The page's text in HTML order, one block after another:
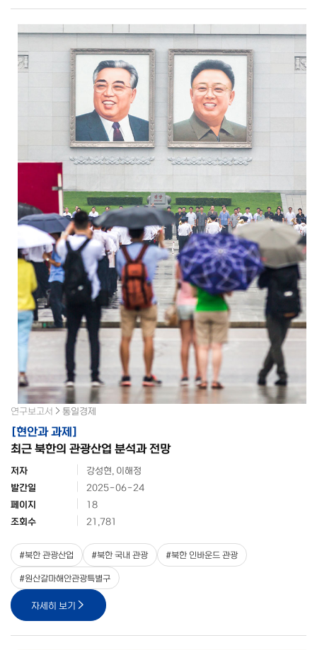
연구보고서 통일경제
[현안과 과제]
최근 북한의 관광산업 분석과 전망
저자
강성현, 이해정
발간일
2025-06-24
페이지
18
조회수
21,781
#북한 관광산업 #북한 국내 관광 #북한 인바운드 관광
#원산갈마해안관광특별구
자세히 보기